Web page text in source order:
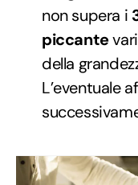
non supera i
piccante
della
L’eventuale